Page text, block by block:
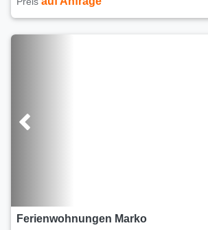
Ferienwohnungen Marko